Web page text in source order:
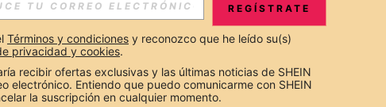
REGÍSTRATE
Términos y condiciones y reconozco que he leído su(s)
privacidad y cookies.
recibir ofertas exclusivas y las últimas noticias de SHEIN
electrónico. Entiendo que puedo comunicarme con SHEIN
la suscripción en cualquier momento.